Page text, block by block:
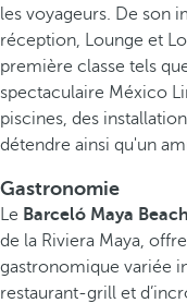
les voyageurs. De son
réception, Lounge et
première classe tels
spectaculaire México
piscines, des
détendre ainsi qu'un
Gastronomie
Le Barceló Maya Beach
de la Riviera Maya,
gastronomique variée
restaurant-grill et